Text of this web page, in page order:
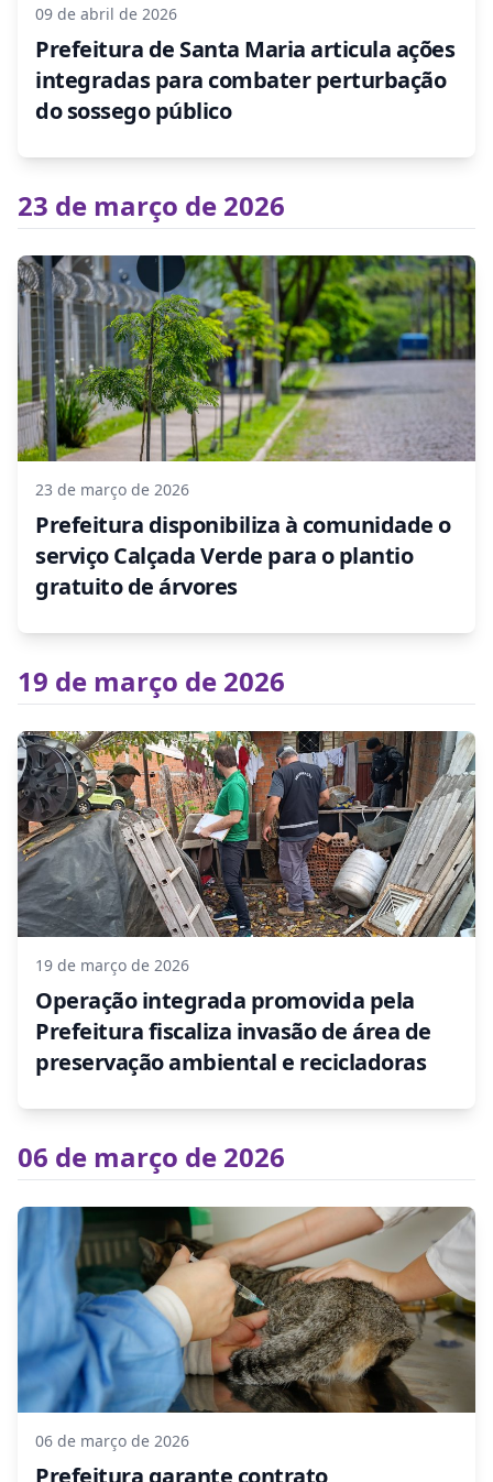
09 de abril de 2026
Prefeitura de Santa Maria articula ações
integradas para combater perturbação
do sossego público
23 de março de 2026
23 de março de 2026
Prefeitura disponibiliza à comunidade o
serviço Calçada Verde para o plantio
gratuito de árvores
19 de março de 2026
19 de março de 2026
Operação integrada promovida pela
Prefeitura fiscaliza invasão de área de
preservação ambiental e recicladoras
06 de março de 2026
06 de março de 2026